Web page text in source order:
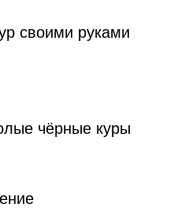
своими руками
чёрные куры